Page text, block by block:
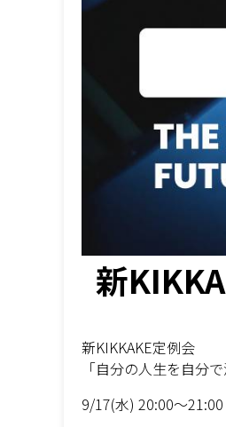
新
新KIKKAKE定例会
「自分の人生を自分で
9/17(水) 20:00〜21:00